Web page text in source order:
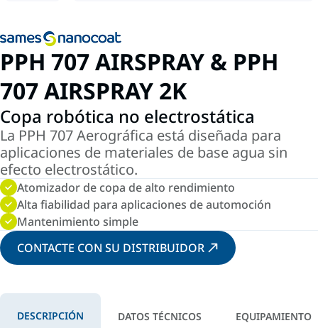
PPH 707 AIRSPRAY & PPH
707 AIRSPRAY 2K
Copa robótica no electrostática
La PPH 707 Aerográfica está diseñada para
aplicaciones de materiales de base agua sin
efecto electrostático.
Atomizador de copa de alto rendimiento
Alta fiabilidad para aplicaciones de automoción
Mantenimiento simple
CONTACTE CON SU DISTRIBUIDOR
DESCRIPCIÓN DATOS TÉCNICOS EQUIPAMIENTO